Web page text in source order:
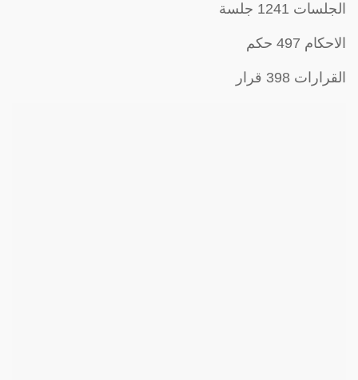
الجلسات 1241 جلسة
الاحكام 497 حكم
القرارات 398 قرار